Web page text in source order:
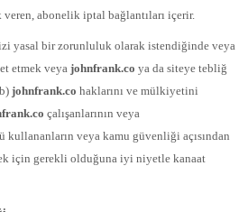
abonelik iptal bağlantıları içerir.
yasal bir zorunluluk olarak istendiğinde veya
etmek veyajohnfrank.co ya da siteye tebliğ
johnfrank.co haklarını ve mülkiyetini
çalışanlarının veya
kullananların veya kamu güvenliği açısından
için gerekli olduğuna iyi niyetle kanaat